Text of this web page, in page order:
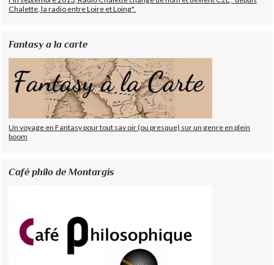
Chalette, la radio entre Loire et Loing".
Fantasy a la carte
Un voyage en Fantasy pour tout sav oir (ou presque) sur un genre en plein
boom
Café philo de Montargis